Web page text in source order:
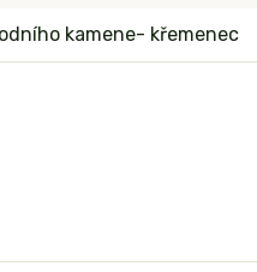
kamene- křemenec